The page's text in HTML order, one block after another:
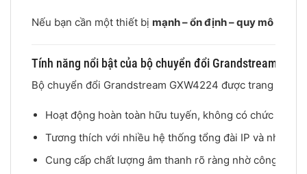
Nếu bạn cần một thiết bị mạnh – ổn định – quy mô lớn –
Tính năng nổi bật của bộ chuyển đổi Grandstream
Bộ chuyển đổi Grandstream GXW4224 được trang bị
Hoạt động hoàn toàn hữu tuyến, không có chức
Tương thích với nhiều hệ thống tổng đài IP và nhà
Cung cấp chất lượng âm thanh rõ ràng nhờ công